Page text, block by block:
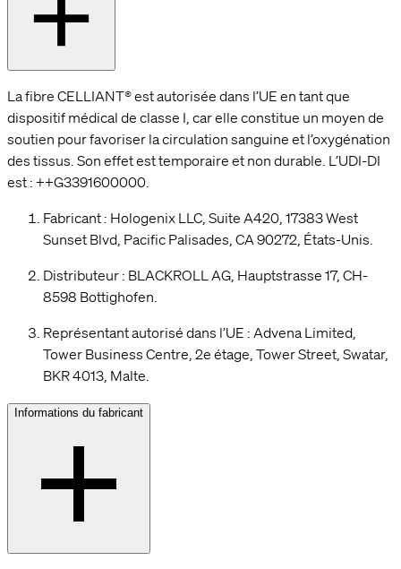
La fibre CELLIANT® est autorisée dans l’UE en tant que
dispositif médical de classe I, car elle constitue un moyen de
soutien pour favoriser la circulation sanguine et l’oxygénation
des tissus. Son effet est temporaire et non durable. L’UDI-DI
est : ++G3391600000.
Fabricant : Hologenix LLC, Suite A420, 17383 West
Sunset Blvd, Pacific Palisades, CA 90272, États-Unis.
Distributeur : BLACKROLL AG, Hauptstrasse 17, CH-
8598 Bottighofen.
Représentant autorisé dans l’UE : Advena Limited,
Tower Business Centre, 2e étage, Tower Street, Swatar,
BKR 4013, Malte.
Informations du fabricant